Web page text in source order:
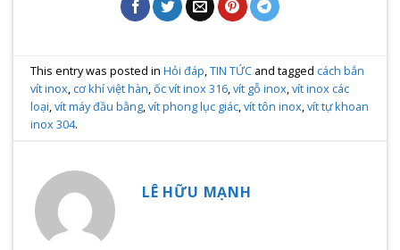
This entry was posted inHỏi đáp,TIN TỨC and tagged cách bắn
vít inox, cơ khí việt hàn,ốc vít inox 316,vít gỗ inox,vít inox các
loại,vít máy đầu bằng,vít phong lục giác,vít tôn inox,vít tự khoan
inox 304.
LÊ HỮU MẠNH